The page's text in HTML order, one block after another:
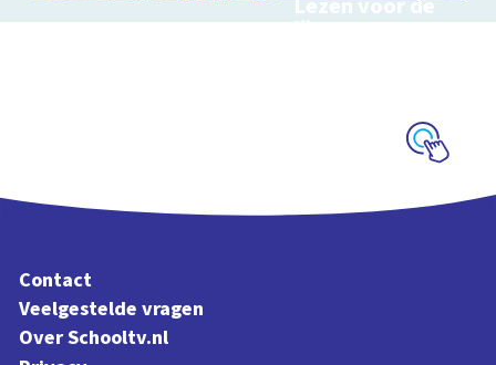
lijst
Contact
Veelgestelde vragen
Over Schooltv.nl